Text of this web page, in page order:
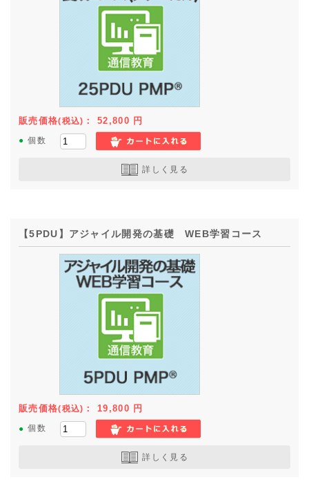
販売価格(税込) ：52,800 円
● 個数
詳しく見る
【5PDU】アジャイル開発の基礎 WEB学習コース
販売価格(税込) ： 19,800 円
● 個数
詳しく見る